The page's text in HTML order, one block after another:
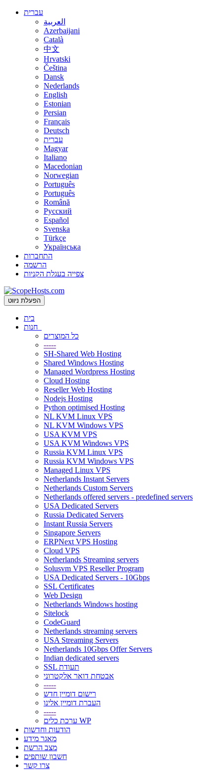
עברית
العربية
Azerbaijani
Català
中文
Hrvatski
Čeština
Dansk
Nederlands
English
Estonian
Persian
Français
Deutsch
עברית
Magyar
Italiano
Macedonian
Norwegian
Português
Português
Română
Русский
Español
Svenska
Türkçe
Українська
התחברות
הרשמה
צפייה בעגלת הקניות
הפעלת ניווט
בית
כל המוצרים
-----
SH-Shared Web Hosting
Shared Windows Hosting
Managed Wordpress Hosting
Cloud Hosting
Reseller Web Hosting
Nodejs Hosting
Python optimised Hosting
NL KVM Linux VPS
NL KVM Windows VPS
USA KVM VPS
USA KVM Windows VPS
Russia KVM Linux VPS
Russia KVM Windows VPS
Managed Linux VPS
Netherlands Instant Servers
Netherlands Custom Servers
Netherlands offered servers - predefined servers
USA Dedicated Servers
Russia Dedicated Servers
Instant Russia Servers
Singapore Servers
ERPNext VPS Hosting
Cloud VPS
Netherlands Streaming servers
Solusvm VPS Reseller Program
USA Dedicated Servers - 10Gbps
SSL Certificates
Web Design
Netherlands Windows hosting
Sitelock
CodeGuard
Netherlands streaming servers
USA Streaming Servers
Netherlands 10Gbps Offer Servers
Indian dedicated servers
SSL תעודת
אבטחת דואר אלקטרוני
-----
רישום דומיין חדש
העברת דומיין אלינו
-----
ערכת כלים WP
הודעות וחדשות
מאגר מידע
מצב הרשת
חשבון שותפים
צרו קשר